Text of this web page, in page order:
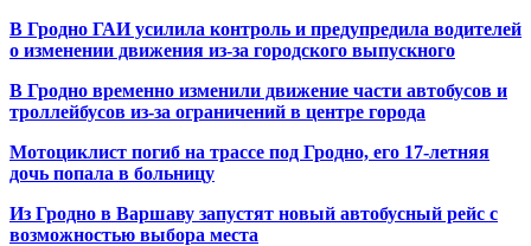
В Гродно ГАИ усилила контроль и предупредила водителей
о изменении движения из-за городского выпускного
В Гродно временно изменили движение части автобусов и
троллейбусов из-за ограничений в центре города
Мотоциклист погиб на трассе под Гродно, его 17-летняя
дочь попала в больницу
Из Гродно в Варшаву запустят новый автобусный рейс с
возможностью выбора места